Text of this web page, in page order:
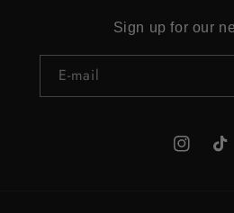
Sign up for our
E‑mail
Instagram